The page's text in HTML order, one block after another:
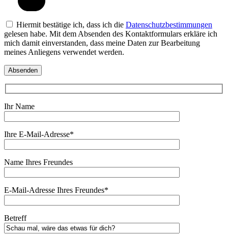
Hiermit bestätige ich, dass ich die Datenschutzbestimmungen
gelesen habe. Mit dem Absenden des Kontaktformulars erkläre ich
mich damit einverstanden, dass meine Daten zur Bearbeitung
meines Anliegens verwendet werden.
Ihr Name
Ihre E-Mail-Adresse*
Name Ihres Freundes
E-Mail-Adresse Ihres Freundes*
Betreff